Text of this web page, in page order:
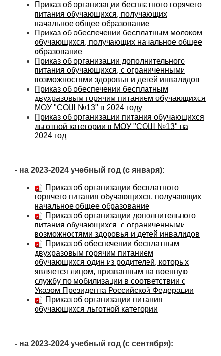
Приказ об организации бесплатного горячего
питания обучающихся, получающих
начальное общее образование
Приказ об обеспечении бесплатным молоком
обучающихся, получающих начальное общее
образование
Приказ об организации дополнительного
питания обучающихся, с ограниченными
возможностями здоровья и детей инвалидов
Приказ об обеспечении бесплатным
двухразовым горячим питанием обучающихся
МОУ "СОШ №13" в 2024 году
Приказ об организации питания обучающихся
льготной категории в МОУ "СОШ №13" на
2024 год
- на 2023-2024 учебный год (с января):
Приказ об организации бесплатного
горячего питания обучающихся, получающих
начальное общее образование
Приказ об организации дополнительного
питания обучающихся, с ограниченными
возможностями здоровья и детей инвалидов
Приказ об обеспечении бесплатным
двухразовым горячим питанием
обучающихся один из родителей, которых
является лицом, призванным на военную
службу по мобилизации в соответствии с
Указом Президента Российской Федерации
Приказ об организации питания
обучающихся льготной категории
- на 2023-2024 учебный год (с сентября):